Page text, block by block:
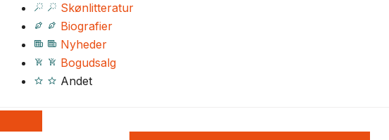
Skønlitteratur
Biografier
Nyheder
Bogudsalg
Andet